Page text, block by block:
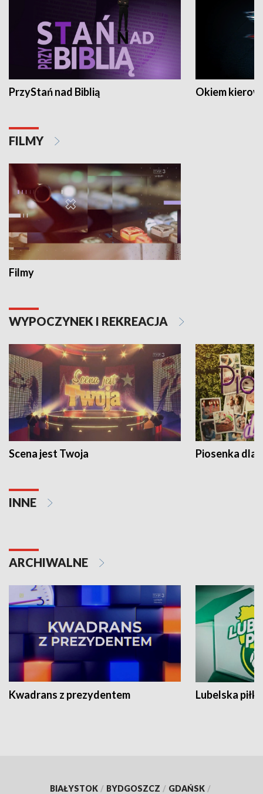
PrzyStań nad Biblią Okiem
FILMY
Filmy
WYPOCZYNEK I REKREACJA
Scena jest Twoja Piosenka dla
INNE
ARCHIWALNE
Kwadrans z prezydentem Lubelska piłka
BIAŁYSTOK / BYDGOSZCZ / GDAŃSK /